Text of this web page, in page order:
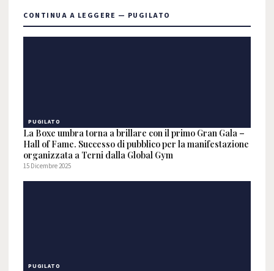
CONTINUA A LEGGERE — PUGILATO
PUGILATO
La Boxe umbra torna a brillare con il primo Gran Gala –
Hall of Fame. Successo di pubblico per la manifestazione
organizzata a Terni dalla Global Gym
15 Dicembre 2025
PUGILATO